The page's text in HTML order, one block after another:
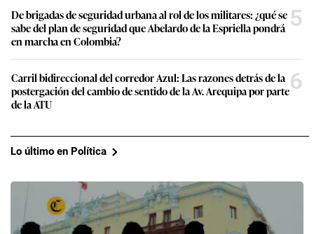
De brigadas de seguridad urbana al rol de los militares: ¿qué se
sabe del plan de seguridad que Abelardo de la Espriella pondrá
en marcha en Colombia?
5
Carril bidireccional del corredor Azul: Las razones detrás de la
postergación del cambio de sentido de la Av. Arequipa por parte
de la ATU
6
Lo último en Política